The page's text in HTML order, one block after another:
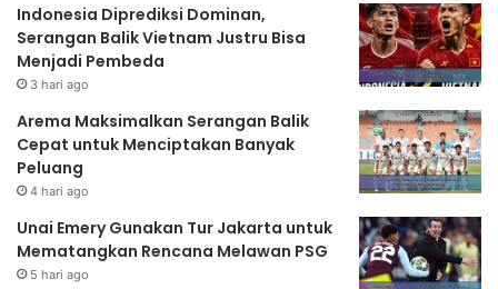
Indonesia Diprediksi Dominan,
Serangan Balik Vietnam Justru Bisa
Menjadi Pembeda
3 hari ago
Arema Maksimalkan Serangan Balik
Cepat untuk Menciptakan Banyak
Peluang
4 hari ago
Unai Emery Gunakan Tur Jakarta untuk
Mematangkan Rencana Melawan PSG
5 hari ago